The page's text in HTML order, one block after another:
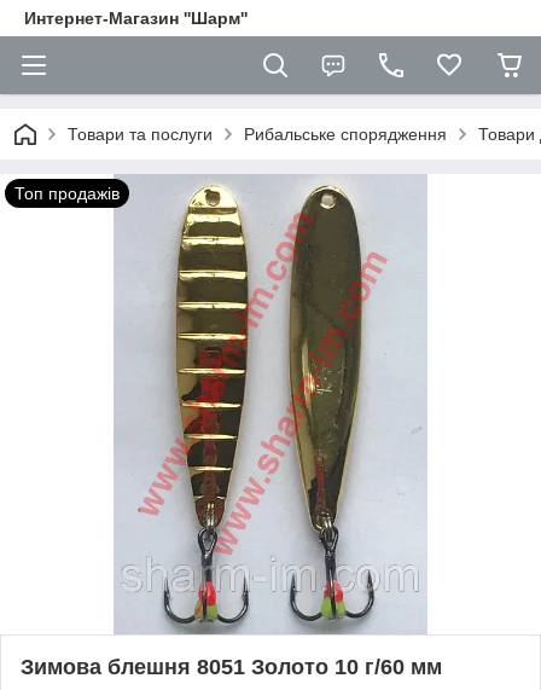
Интернет-Магазин ''Шарм''
Товари та послуги Рибальське спорядження Товари
Топ продажів
Зимова блешня 8051 Золото 10 г/60 мм